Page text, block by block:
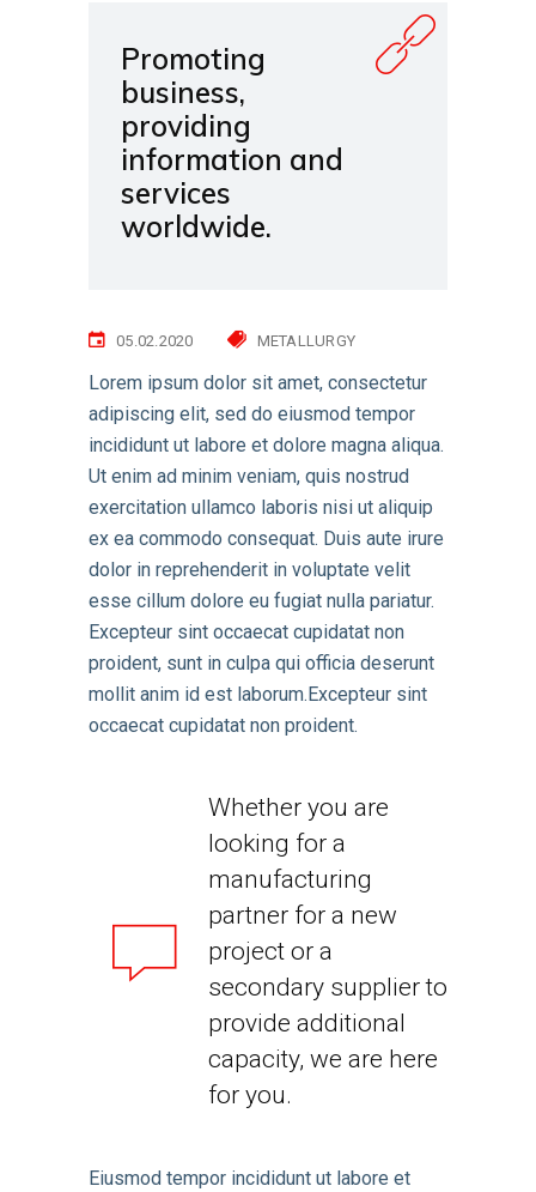
Promoting
business,
providing
information and
services
worldwide.
05.02.2020 METALLURGY
Lorem ipsum dolor sit amet, consectetur
adipiscing elit, sed do eiusmod tempor
incididunt ut labore et dolore magna aliqua.
Ut enim ad minim veniam, quis nostrud
exercitation ullamco laboris nisi ut aliquip
ex ea commodo consequat. Duis aute irure
dolor in reprehenderit in voluptate velit
esse cillum dolore eu fugiat nulla pariatur.
Excepteur sint occaecat cupidatat non
proident, sunt in culpa qui officia deserunt
mollit anim id est laborum.Excepteur sint
occaecat cupidatat non proident.
Whether you are
looking for a
manufacturing
partner for a new
project or a
secondary supplier to
provide additional
capacity, we are here
for you.
Eiusmod tempor incididunt ut labore et